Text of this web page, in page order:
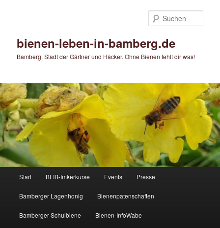
bienen-leben-in-bamberg.de
Bamberg. Stadt der Gärtner und Häcker. Ohne Bienen fehlt dir was!
Start BLIB-Imkerkurse Events Presse
Bamberger Lagenhonig Bienenpatenschaften
Bamberger Schulbiene Bienen-InfoWabe